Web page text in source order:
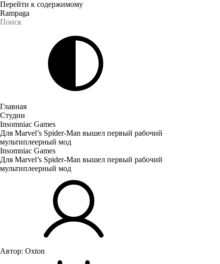
Перейти к содержимому
Rampaga
Главная
Студии
Insomniac Games
Для Marvel’s Spider-Man вышел первый рабочий
мультиплеерный мод
Insomniac Games
Для Marvel’s Spider-Man вышел первый рабочий
мультиплеерный мод
Автор: Oxton